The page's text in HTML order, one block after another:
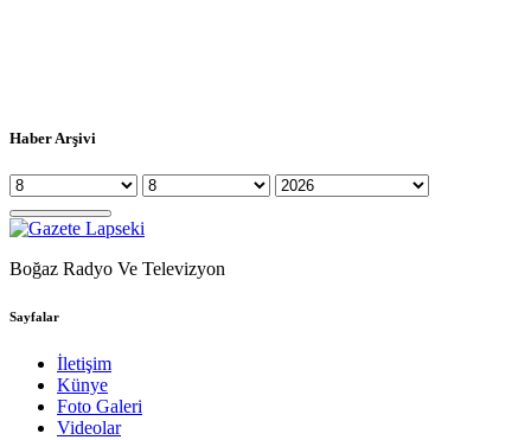
Haber Arşivi
Boğaz Radyo Ve Televizyon
Sayfalar
İletişim
Künye
Foto Galeri
Videolar